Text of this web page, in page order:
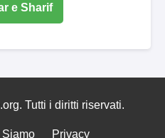
e Sharif
Tutti i diritti riservati.
Privacy